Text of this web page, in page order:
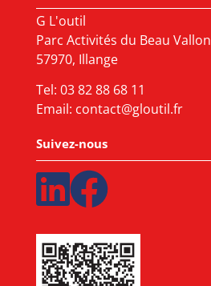
G L'outil
Parc Activités du Beau Vallon
57970, Illange
Tel: 03 82 88 68 11
Email: contact@gloutil.fr
Suivez-nous